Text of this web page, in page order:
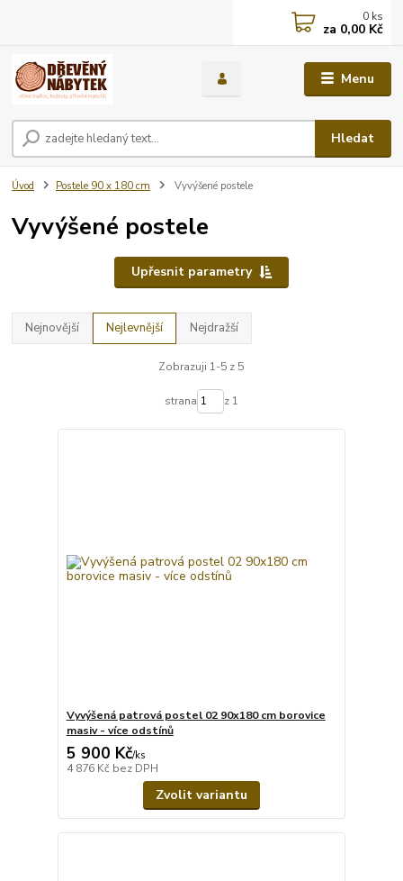
Menu
Hledat
0 ks
za 0,00 Kč
Úvod Postele 90 x 180 cm Vyvýšené postele
Vyvýšené postele
Upřesnit parametry
Nejnovější Nejlevnější Nejdražší
Zobrazuji 1-5 z 5
strana z 1
Vyvýšená patrová postel 02 90x180 cm borovice
masiv - více odstínů
5 900 Kč/ks
4 876 Kč bez DPH
Zvolit variantu